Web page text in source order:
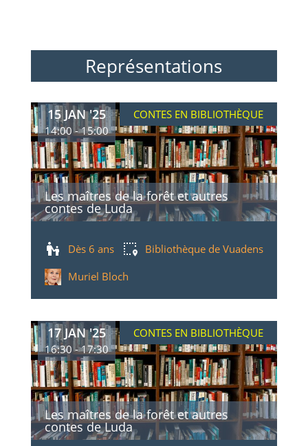
Représentations
Les maîtres de la forêt et autres
contes de Luda
15 JAN '25
14:00 - 15:00
CONTES EN BIBLIOTHÈQUE
Dès 6 ans
Bibliothèque de Vuadens
Muriel Bloch
Les maîtres de la forêt et autres
contes de Luda
17 JAN '25
16:30 - 17:30
CONTES EN BIBLIOTHÈQUE